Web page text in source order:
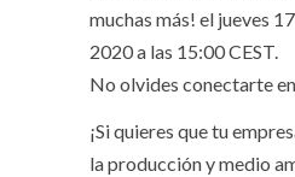
muchas más! el jueves
2020 a las 15:00 CEST.
No olvides conectarte
¡Si quieres que tu
la producción y medio